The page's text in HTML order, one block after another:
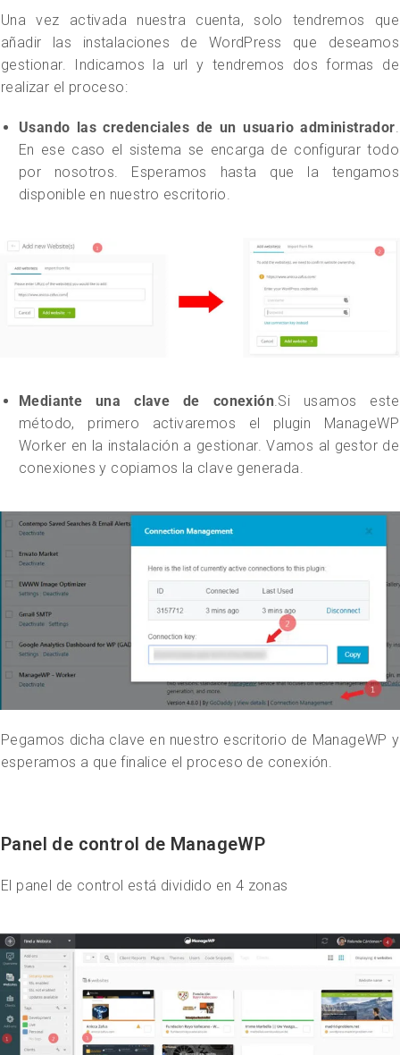
Una vez activada nuestra cuenta, solo tendremos que
añadir las instalaciones de WordPress que deseamos
gestionar. Indicamos la url y tendremos dos formas de
realizar el proceso:
Usando las credenciales de un usuario administrador.
En ese caso el sistema se encarga de configurar todo
por nosotros. Esperamos hasta que la tengamos
disponible en nuestro escritorio.
Mediante una clave de conexión.Si usamos este
método, primero activaremos el plugin ManageWP
Worker en la instalación a gestionar. Vamos al gestor de
conexiones y copiamos la clave generada.
Pegamos dicha clave en nuestro escritorio de ManageWP y
esperamos a que finalice el proceso de conexión.
Panel de control de ManageWP
El panel de control está dividido en 4 zonas